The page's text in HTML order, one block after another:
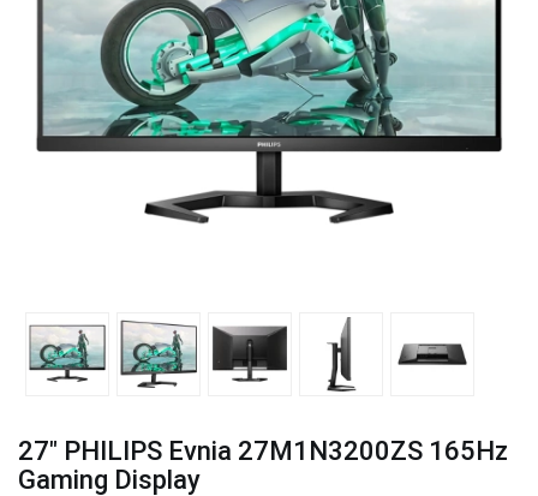
27" PHILIPS Evnia 27M1N3200ZS 165Hz
Gaming Display